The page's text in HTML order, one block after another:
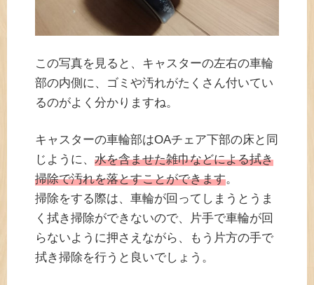
この写真を見ると、キャスターの左右の車輪
部の内側に、ゴミや汚れがたくさん付いてい
るのがよく分かりますね。
キャスターの車輪部はOAチェア下部の床と同
じように、 水を含ませた雑巾などによる拭き
掃除で汚れを落とすことができます。
掃除をする際は、車輪が回ってしまうとうま
く拭き掃除ができないので、片手で車輪が回
らないように押さえながら、もう片方の手で
拭き掃除を行うと良いでしょう。